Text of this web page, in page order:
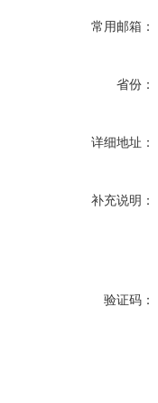
常用邮箱：
省份：
详细地址：
补充说明：
验证码：